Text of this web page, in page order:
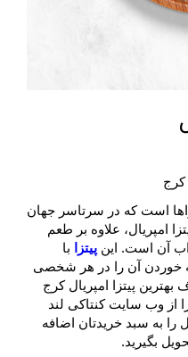
کرج
است که در سرتاسر جهان
امپریال، علاوه بر طعم
آن است. این پیتزا
با
خوردن آن را در هر شخصی
پیتزا امپریال کرج
از وب سایت کنتاکی لند
به سبد خریدتان اضافه
بگیرید.